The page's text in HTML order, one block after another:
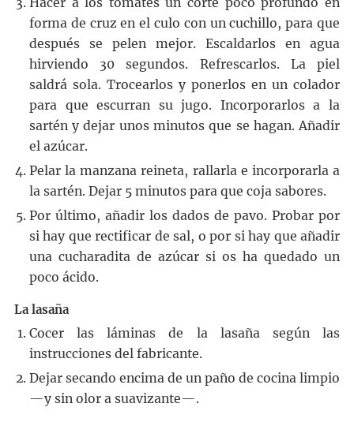
forma de cruz en el culo con un cuchillo, para que
después se pelen mejor. Escaldarlos en agua
hirviendo 30 segundos. Refrescarlos. La piel
saldrá sola. Trocearlos y ponerlos en un colador
para que escurran su jugo. Incorporarlos a la
sartén y dejar unos minutos que se hagan. Añadir
el azúcar.
Pelar la manzana reineta, rallarla e incorporarla a
la sartén. Dejar 5 minutos para que coja sabores.
Por último, añadir los dados de pavo. Probar por
si hay que rectificar de sal, o por si hay que añadir
una cucharadita de azúcar si os ha quedado un
poco ácido.
La lasaña
Cocer las láminas de la lasaña según las
instrucciones del fabricante.
Dejar secando encima de un paño de cocina limpio
—y sin olor a suavizante—.